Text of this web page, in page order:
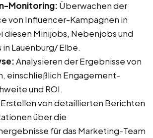
Monitoring: Überwachen der
von Influencer-Kampagnen in
diesen Minijobs, Nebenjobs und
Lauenburg/ Elbe.
Analysieren der Ergebnisse von
einschließlich Engagement-
und ROI.
Erstellen von detaillierten Berichten
über die
für das Marketing-Team